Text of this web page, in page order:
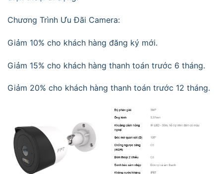
Chương Trình Ưu Đãi Camera:
Giảm 10% cho khách hàng đăng ký mới.
Giảm 15% cho khách hàng thanh toán trước 6 tháng.
Giảm 20% cho khách hàng thanh toán trước 12 tháng.